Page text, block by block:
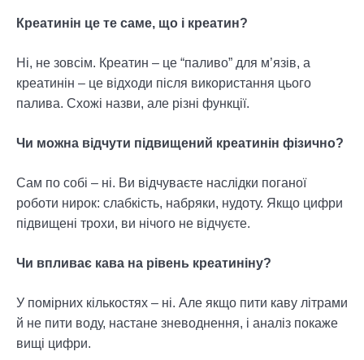
Креатинін це те саме, що і креатин?
Ні, не зовсім. Креатин – це “паливо” для м’язів, а
креатинін – це відходи після використання цього
палива. Схожі назви, але різні функції.
Чи можна відчути підвищений креатинін фізично?
Сам по собі – ні. Ви відчуваєте наслідки поганої
роботи нирок: слабкість, набряки, нудоту. Якщо цифри
підвищені трохи, ви нічого не відчуєте.
Чи впливає кава на рівень креатиніну?
У помірних кількостях – ні. Але якщо пити каву літрами
й не пити воду, настане зневоднення, і аналіз покаже
вищі цифри.